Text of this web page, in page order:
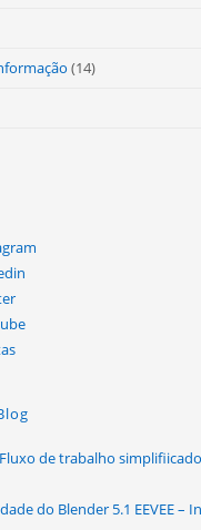
(14)
Fluxo de trabalho
do Blender 5.1 EEVEE –